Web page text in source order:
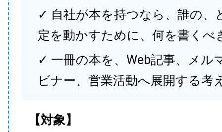
✓ 自社が本を持つなら、誰の、
定を動かすために、何を書くべ
✓ 一冊の本を、Web記事、メル
ビナー、営業活動へ展開する考
【対象】